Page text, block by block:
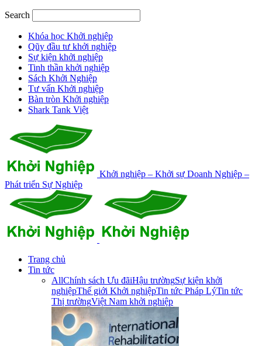
Search
Khóa học Khởi nghiệp
Qũy đầu tư khởi nghiệp
Sự kiện khởi nghiệp
Tinh thần khởi nghiệp
Sách Khởi Nghiệp
Tư vấn Khởi nghiệp
Bàn tròn Khởi nghiệp
Shark Tank Việt
Khởi nghiệp – Khởi sự Doanh Nghiệp –
Phát triển Sự Nghiệp
Trang chủ
Tin tức
AllChính sách Ưu đãiHậu trườngSự kiện khởi
nghiệpThế giới Khởi nghiệpTin tức Pháp LýTin tức
Thị trườngViệt Nam khởi nghiệp